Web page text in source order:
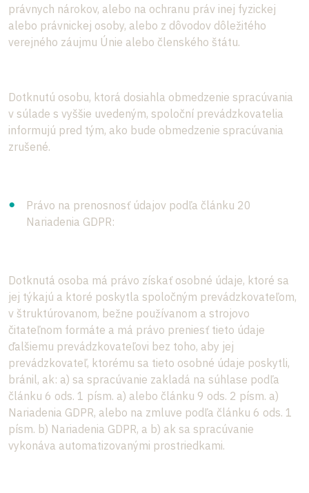
právnych nárokov, alebo na ochranu práv inej fyzickej
alebo právnickej osoby, alebo z dôvodov dôležitého
verejného záujmu Únie alebo členského štátu.
Dotknutú osobu, ktorá dosiahla obmedzenie spracúvania
v súlade s vyššie uvedeným, spoloční prevádzkovatelia
informujú pred tým, ako bude obmedzenie spracúvania
zrušené.
Právo na prenosnosť údajov podľa článku 20
Nariadenia GDPR:
Dotknutá osoba má právo získať osobné údaje, ktoré sa
jej týkajú a ktoré poskytla spoločným prevádzkovateľom,
v štruktúrovanom, bežne používanom a strojovo
čitateľnom formáte a má právo preniesť tieto údaje
ďalšiemu prevádzkovateľovi bez toho, aby jej
prevádzkovateľ, ktorému sa tieto osobné údaje poskytli,
bránil, ak: a) sa spracúvanie zakladá na súhlase podľa
článku 6 ods. 1 písm. a) alebo článku 9 ods. 2 písm. a)
Nariadenia GDPR, alebo na zmluve podľa článku 6 ods. 1
písm. b) Nariadenia GDPR, a b) ak sa spracúvanie
vykonáva automatizovanými prostriedkami.